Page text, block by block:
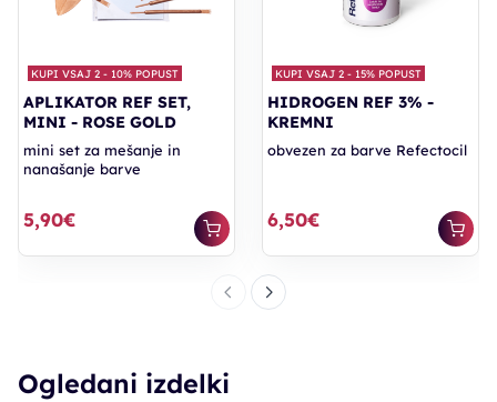
KUPI VSAJ 2 - 10% POPUST
APLIKATOR REF SET,
MINI - ROSE GOLD
mini set za mešanje in
nanašanje barve
5,90€
KUPI VSAJ 2 - 15% POPUST
HIDROGEN REF 3% -
KREMNI
obvezen za barve Refectocil
6,50€
Ogledani izdelki